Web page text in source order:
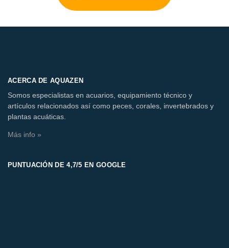
ACERCA DE AQUAZEN
Somos especialistas en acuarios, equipamiento técnico y
artículos relacionados así como peces, corales, invertebrados y
plantas acuáticas.
Más info »
PUNTUACIÓN DE 4,7/5 EN GOOGLE